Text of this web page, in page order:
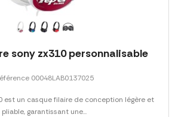
sony zx310 personnalisable
00048LAB0137025
est un casque filaire de conception légère et
pliable, garantissant une...